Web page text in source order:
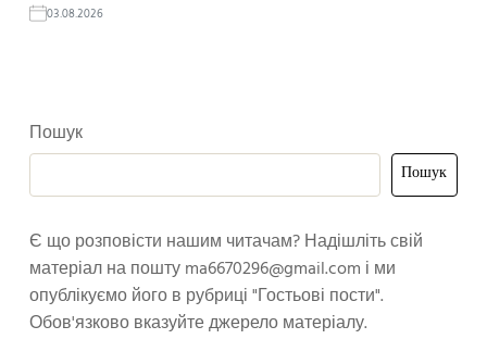
03.08.2026
Пошук
Пошук
Є що розповісти нашим читачам? Надішліть свій
матеріал на поштуma6670296@gmail.com і ми
опублікуємо його в рубриці "Гостьові пости".
Обов'язково вказуйте джерело матеріалу.